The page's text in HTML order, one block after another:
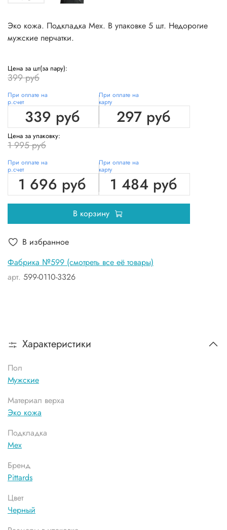
Фабрика №599 (смотреть все её товары)
арт. 599-0110-3326
Эко кожа. Подкладка Мех. В упаковке 5 шт. Недорогие
мужские перчатки.
Цена за шт(за пару):
399 руб
При оплате на
р.счет
339 руб
При оплате на
карту
297 руб
Цена за упаковку:
1 995 руб
При оплате на
р.счет
1 696 руб
При оплате на
карту
1 484 руб
В корзину
В избранное
Характеристики
Пол
Мужские
Материал верха
Эко кожа
Подкладка
Мех
Бренд
Pittards
Цвет
Черный